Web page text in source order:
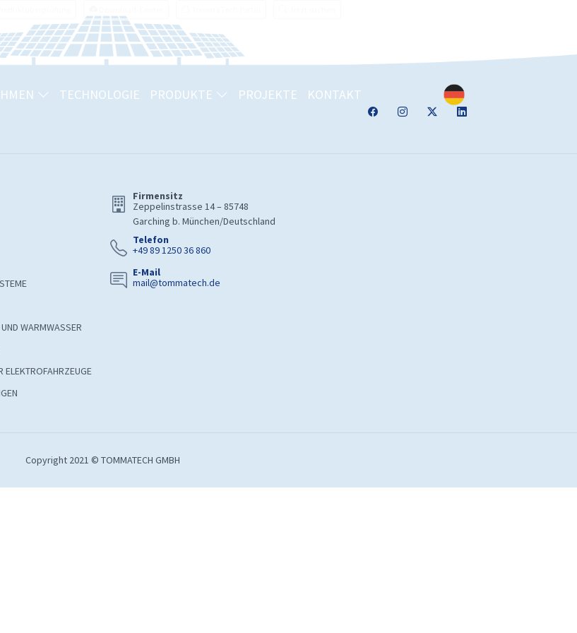
TECHNOLOGIE PRODUKTE PROJEKTE KONTAKT
WARMWASSER
ELEKTROFAHRZEUGE
Firmensitz
Zeppelinstrasse 14 – 85748
Garching b. München/Deutschland
Telefon
+49 89 1250 36 860
E-Mail
mail@tommatech.de
Copyright 2021 © TOMMATECH GMBH